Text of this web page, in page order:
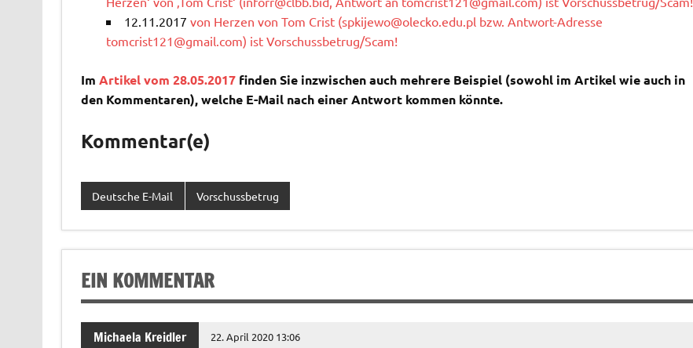
12.11.2017 von Herzen von Tom Crist (spkijewo@olecko.edu.pl bzw. Antwort-Adresse
tomcrist121@gmail.com) ist Vorschussbetrug/Scam!
Im Artikel vom 28.05.2017finden Sie inzwischen auch mehrere Beispiel (sowohl im Artikel wie auch in
den Kommentaren), welche E-Mail nach einer Antwort kommen könnte.
Kommentar(e)
Deutsche E-Mail Vorschussbetrug
EIN KOMMENTAR
Michaela Kreidler 22. April 2020 13:06